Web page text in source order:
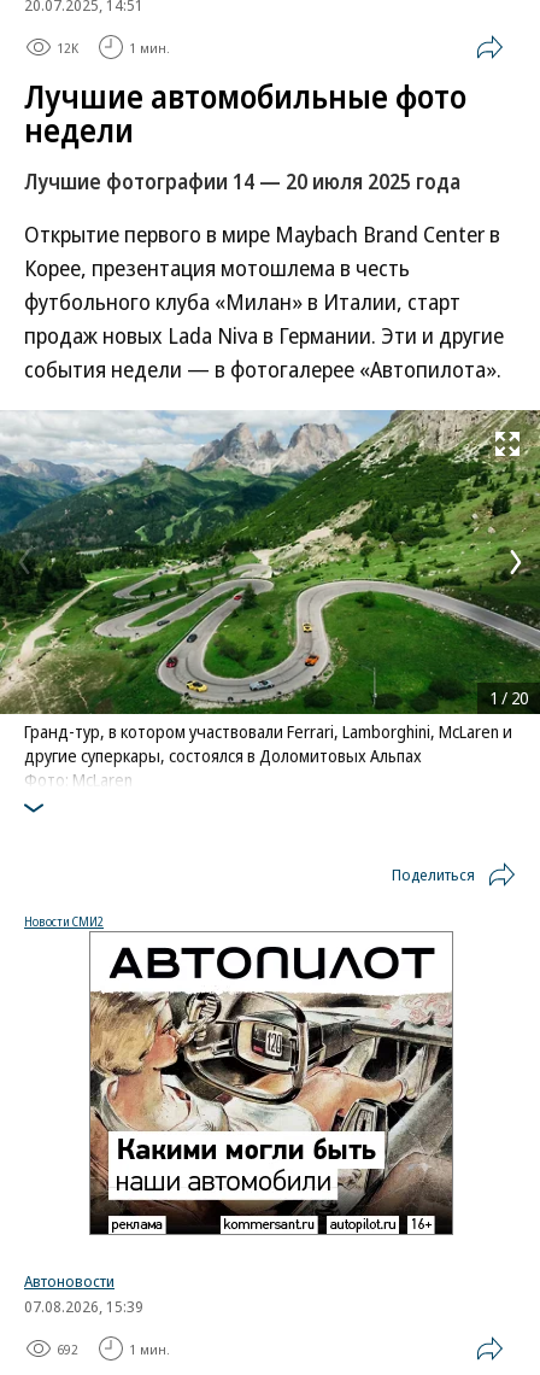
20.07.2025, 14:51
12K 1 мин.
Лучшие автомобильные фото
недели
Лучшие фотографии 14 — 20 июля 2025 года
Открытие первого в мире Maybach Brand Center в
Корее, презентация мотошлема в честь
футбольного клуба «Милан» в Италии, старт
продаж новых Lada Niva в Германии. Эти и другие
события недели — в фотогалерее «Автопилота».
Развернуть
Гранд-тур, в котором участвовали Ferrari, Lamborghini, McLaren и
другие суперкары, состоялся в Доломитовых Альпах
Фото: McLaren
1 / 20
Поделиться
Новости СМИ2
Автоновости
07.08.2026, 15:39
692 1 мин.